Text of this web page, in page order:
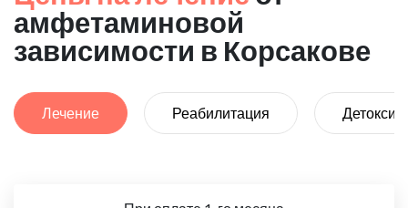
амфетаминовой
зависимости в Корсакове
Лечение Реабилитация